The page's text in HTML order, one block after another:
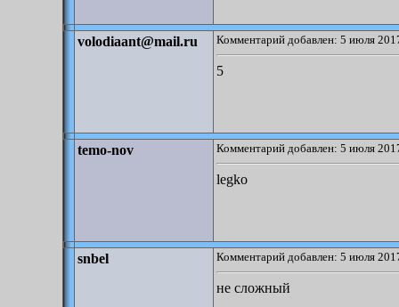
volodiaant@mail.ru Комментарий добавлен: 5 июля
5
temo-nov Комментарий добавлен: 5 июля
legko
snbel Комментарий добавлен: 5 июля
не сложный